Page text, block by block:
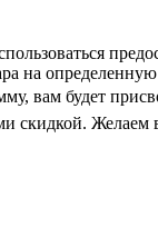
на
вам будет
скидкой.